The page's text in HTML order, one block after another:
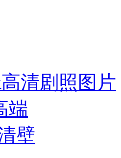
清剧照图片